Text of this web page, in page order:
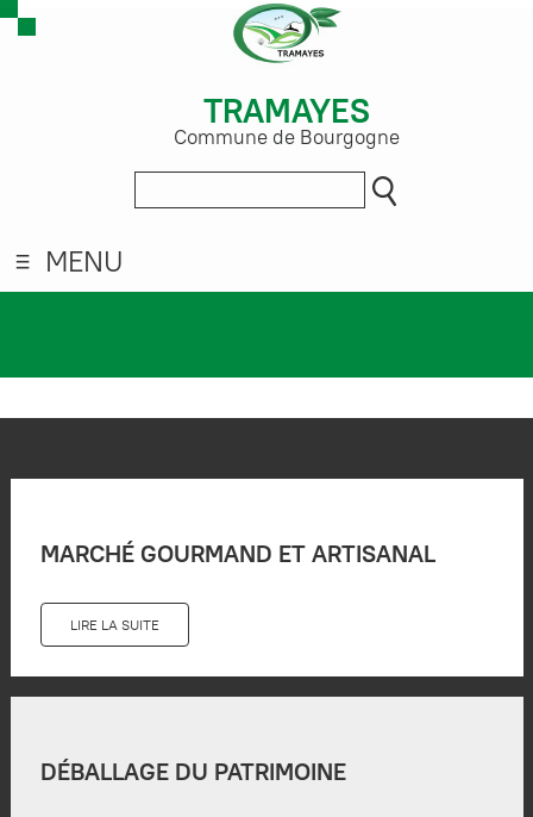
TRAMAYES
Commune de Bourgogne
MENU
MARCHÉ GOURMAND ET ARTISANAL
LIRE LA SUITE
DÉBALLAGE DU PATRIMOINE